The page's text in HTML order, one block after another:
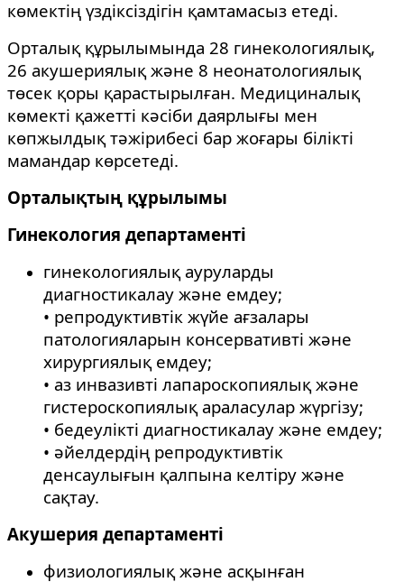
көмектің үздіксіздігін қамтамасыз етеді.
Орталық құрылымында 28 гинекологиялық,
26 акушериялық және 8 неонатологиялық
төсек қоры қарастырылған. Медициналық
көмекті қажетті кәсіби даярлығы мен
көпжылдық тәжірибесі бар жоғары білікті
мамандар көрсетеді.
Орталықтың құрылымы
Гинекология департаменті
гинекологиялық ауруларды
диагностикалау және емдеу;
• репродуктивтік жүйе ағзалары
патологияларын консервативті және
хирургиялық емдеу;
• аз инвазивті лапароскопиялық және
гистероскопиялық араласулар жүргізу;
• бедеулікті диагностикалау және емдеу;
• әйелдердің репродуктивтік
денсаулығын қалпына келтіру және
сақтау.
Акушерия департаменті
физиологиялық және асқынған